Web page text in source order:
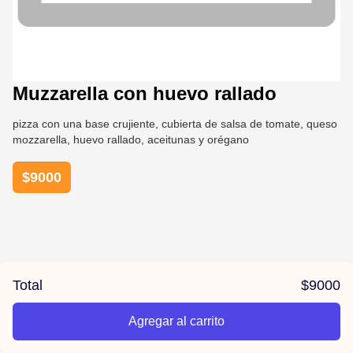
Muzzarella con huevo rallado
pizza con una base crujiente, cubierta de salsa de tomate, queso
mozzarella, huevo rallado, aceitunas y orégano
$9000
Total $9000
Agregar al carrito